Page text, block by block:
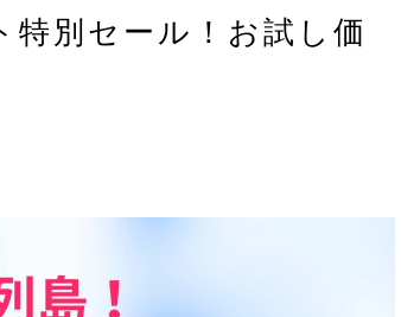
別セール！お試し価